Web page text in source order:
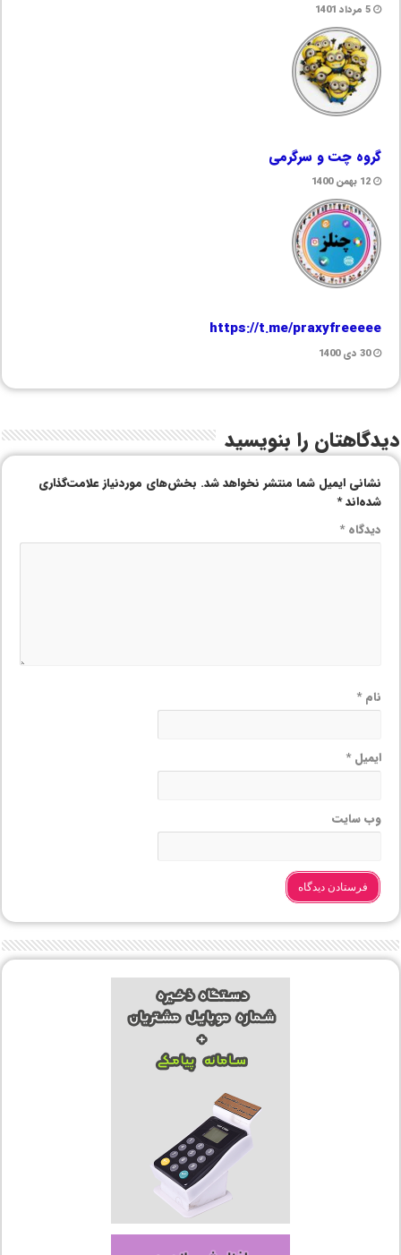
5 مرداد 1401
گروه چت و سرگرمی
12 بهمن 1400
https://t.me/praxyfreeeee
30 دی 1400
دیدگاهتان را بنویسید
نشانی ایمیل شما منتشر نخواهد شد. بخش‌های موردنیاز علامت‌گذاری
شده‌اند*
دیدگاه*
نام*
ایمیل*
وب‌ سایت